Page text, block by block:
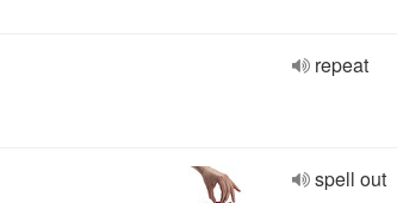
repeat
spell out